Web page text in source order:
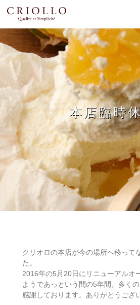
本店臨時
クリオロの本店が今の場所へ移って
た。
2016年の5月20日にリニューアルオ
ようであっという間の5年間。多く
感謝しております。ありがとうござ